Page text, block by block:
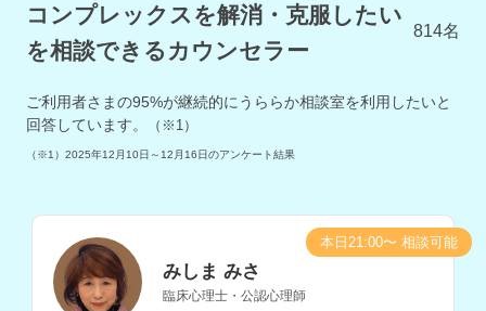
コンプレックスを解消・克服したい
を相談できるカウンセラー
814名
ご利用者さまの95%が継続的にうららか相談室を利用したいと
回答しています。
（※1）
（※1） 2025年12月10日～12月16日のアンケート結果
みしま みさ
臨床心理士・公認心理師
本日21:00〜 相談可能